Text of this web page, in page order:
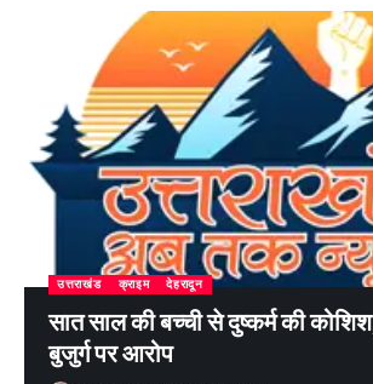
उत्तराखंड क्राइम देहरादून
सात साल की बच्ची से दुष्कर्म की
बुजुर्ग पर आरोप